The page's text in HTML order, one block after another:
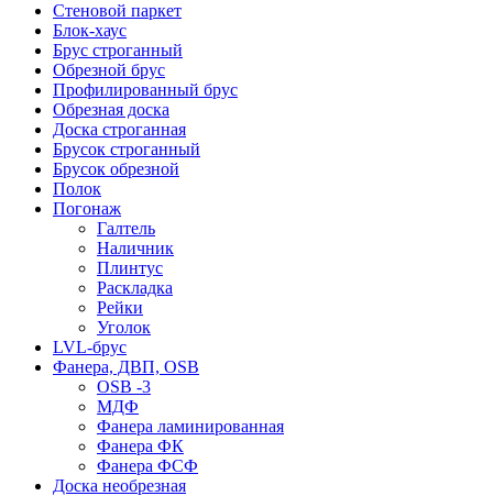
Стеновой паркет
Блок-хаус
Брус строганный
Обрезной брус
Профилированный брус
Обрезная доска
Доска строганная
Брусок строганный
Брусок обрезной
Полок
Погонаж
Галтель
Наличник
Плинтус
Раскладка
Рейки
Уголок
LVL-брус
Фанера, ДВП, OSB
OSB -3
МДФ
Фанера ламинированная
Фанера ФК
Фанера ФСФ
Доска необрезная